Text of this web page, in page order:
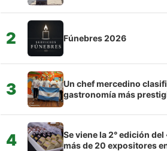
2 Fúnebres 2026
3
Un chef mercedino
gastronomía más
4
Se viene la 2° edición
más de 20 expositores